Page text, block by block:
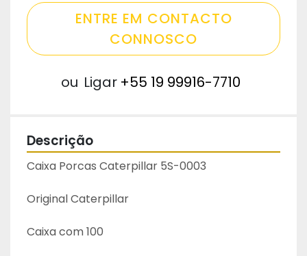
ENTRE EM CONTACTO
CONNOSCO
ou Ligar +55 19 99916-7710
Descrição
Caixa Porcas Caterpillar 5S-0003
Original Caterpillar
Caixa com 100